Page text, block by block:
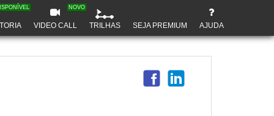
VIDEO CALL
NOVO
TRILHAS SEJA PREMIUM AJUDA